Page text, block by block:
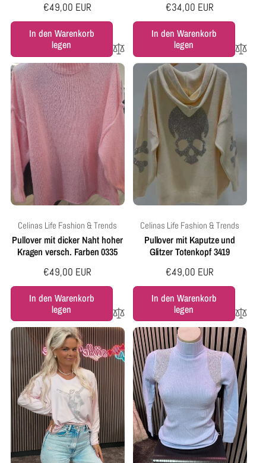
Normaler
Preis
€49,00 EUR
In den Warenkorb
legen
Normaler
Preis
€34,00 EUR
In den Warenkorb
legen
Anbieter:
Celinas Life Fashion & Trends
Pullover mit dicker Naht hoher
Kragen versch. Farben 0335
Normaler
Preis
€49,00 EUR
In den Warenkorb
legen
Anbieter:
Celinas Life Fashion & Trends
Pullover mit Kaputze und
Glitzer Totenkopf 3419
Normaler
Preis
€49,00 EUR
In den Warenkorb
legen